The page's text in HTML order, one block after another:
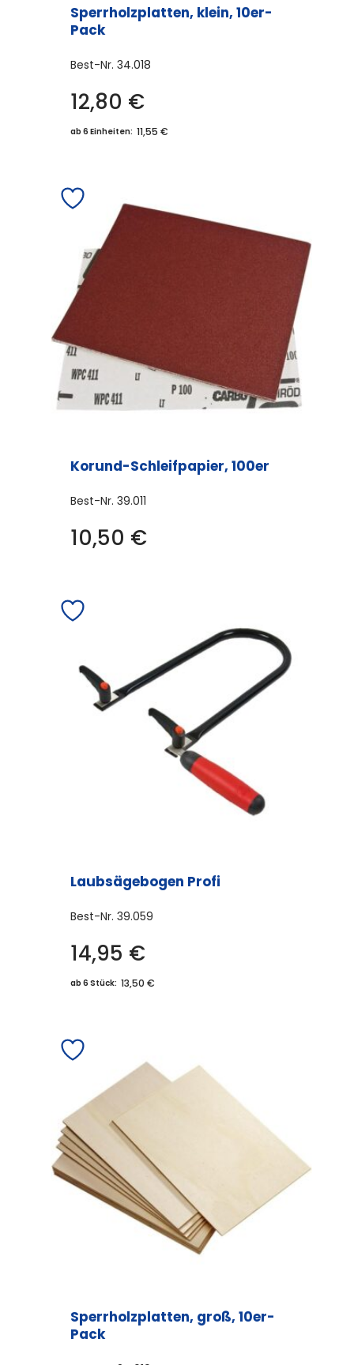
Sperrholzplatten, klein, 10er-
Pack
Best-Nr. 34.018
12,80 €
ab 6 Einheiten: 11,55 €
Korund-Schleifpapier, 100er
Best-Nr. 39.011
10,50 €
Laubsägebogen Profi
Best-Nr. 39.059
14,95 €
ab 6 Stück: 13,50 €
Sperrholzplatten, groß, 10er-
Pack